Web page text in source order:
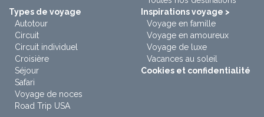
Types de voyage
Autotour
Circuit
Circuit individuel
Croisière
Séjour
Safari
Voyage de noces
Road Trip USA
Inspirations voyage >
Voyage en famille
Voyage en amoureux
Voyage de luxe
Vacances au soleil
Cookies et confidentialité